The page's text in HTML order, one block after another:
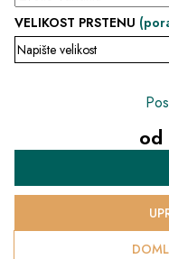
VELIKOST PRSTENU
od